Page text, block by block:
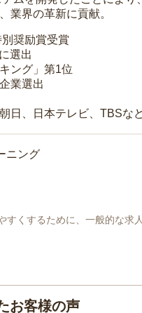
業界の革新に貢献。
奨励賞受賞
選出
ング」第1位
業選出
日、日本テレビ、TBSな
ニング
くするために、一般的な求
お客様の声